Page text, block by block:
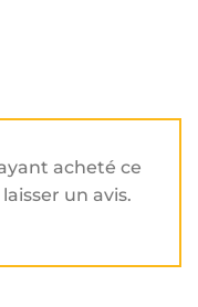
acheté ce
un avis.